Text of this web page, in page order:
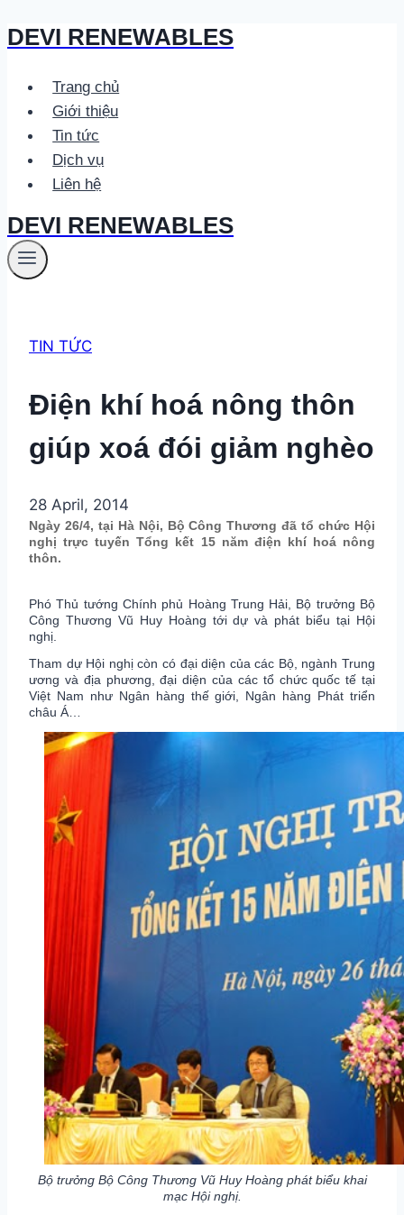
Skip
content
DEVI RENEWABLES
Trang chủ
Giới thiệu
Tin tức
Dịch vụ
Liên hệ
DEVI RENEWABLES
TIN TỨC
Điện khí hoá nông thôn
giúp xoá đói giảm nghèo
28 April, 2014
Ngày 26/4, tại Hà Nội, Bộ Công Thương đã tổ chức Hội
nghị trực tuyến Tổng kết 15 năm điện khí hoá nông
thôn.
Phó Thủ tướng Chính phủ Hoàng Trung Hải, Bộ trưởng Bộ
Công Thương Vũ Huy Hoàng tới dự và phát biểu tại Hội
nghị.
Tham dự Hội nghị còn có đại diện của các Bộ, ngành Trung
ương và địa phương, đại diện của các tổ chức quốc tế tại
Việt Nam như Ngân hàng thế giới, Ngân hàng Phát triển
châu Á…
Bộ trưởng Bộ Công Thương Vũ Huy Hoàng phát biểu khai
mạc Hội nghị.